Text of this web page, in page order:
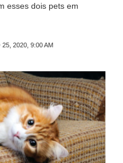
esses dois pets em
25, 2020, 9:00 AM